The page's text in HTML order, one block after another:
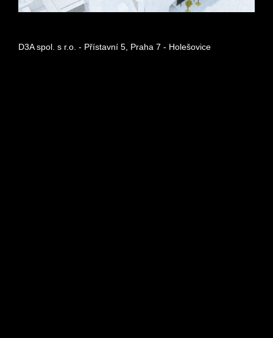
D3A spol. s r.o. - Přístavní 5, Praha 7 - Holešovice